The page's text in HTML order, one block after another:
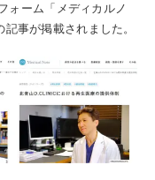
ォーム「メディカルノ
事が掲載されました。